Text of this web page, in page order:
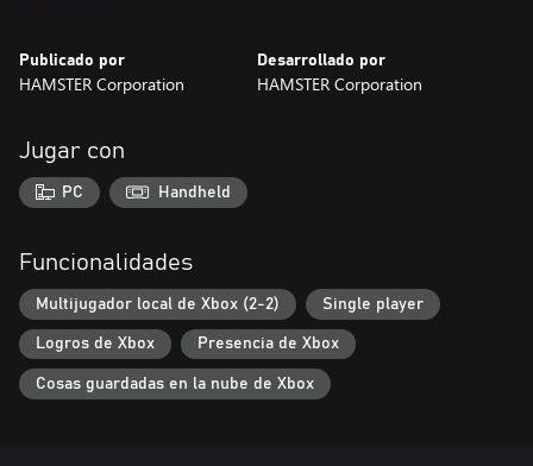
versiones para la consola doméstica NEOGEO y otras consolas
domésticas.
Publicado por
HAMSTER Corporation
Desarrollado por
HAMSTER Corporation
Jugar con
PC Handheld
Funcionalidades
Multijugador local de Xbox (2-2) Single player
Logros de Xbox Presencia de Xbox
Cosas guardadas en la nube de Xbox